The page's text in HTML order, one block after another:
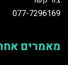
077-7296169
מאמרים